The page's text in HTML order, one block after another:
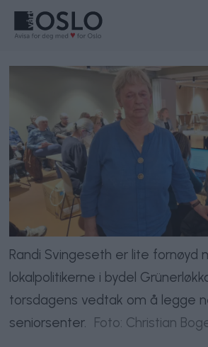
Randi Svingeseth er lite fornøyd
lokalpolitikerne i bydel
torsdagens vedtak om å legge
seniorsenter. Foto: Christian